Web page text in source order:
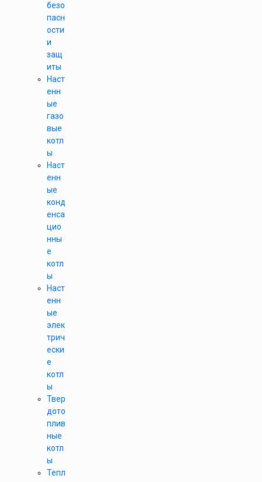
безо
пасн
ости
и
защ
иты
Наст
енн
ые
газо
вые
котл
ы
Наст
енн
ые
конд
енса
цио
нны
е
котл
ы
Наст
енн
ые
элек
трич
ески
е
котл
ы
Твер
дото
плив
ные
котл
ы
Тепл